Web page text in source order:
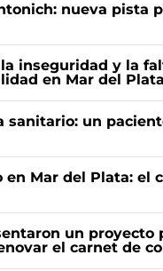
nueva pista
inseguridad y la
en Mar del Plata
sanitario: un
Mar del Plata: el
un proyecto
el carnet de